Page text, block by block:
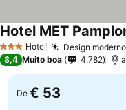
3 EstrelasHotel Design
Hotel MET
8,4 Muito boa 4.782
De € 53